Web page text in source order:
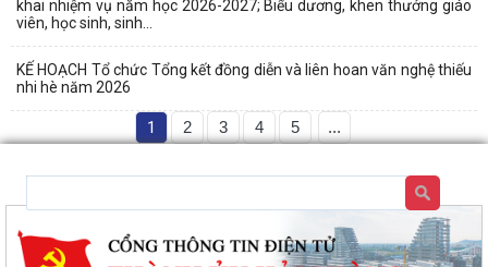
khai nhiệm vụ năm học 2026-2027; Biểu dương, khen thưởng giáo
viên, học sinh, sinh...
KẾ HOẠCH Tổ chức Tổng kết đồng diễn và liên hoan văn nghệ thiếu
nhi hè năm 2026
1 2 3 4 5 ...